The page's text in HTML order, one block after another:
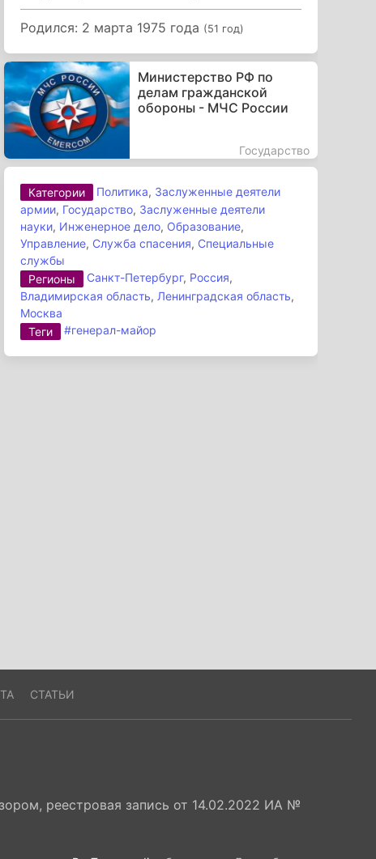
Родился: 2 марта 1975 года (51 год)
Министерство РФ по
делам гражданской
обороны - МЧС России
Государство
Категории Политика, Заслуженные деятели
армии, Государство, Заслуженные деятели
науки, Инженерное дело, Образование,
Управление, Служба спасения, Специальные
службы
Регионы
Санкт-Петербург, Россия,
Владимирская область, Ленинградская область,
Москва
Теги
#генерал-майор
СТАТЬИ
реестровая запись от 14.02.2022 ИА №